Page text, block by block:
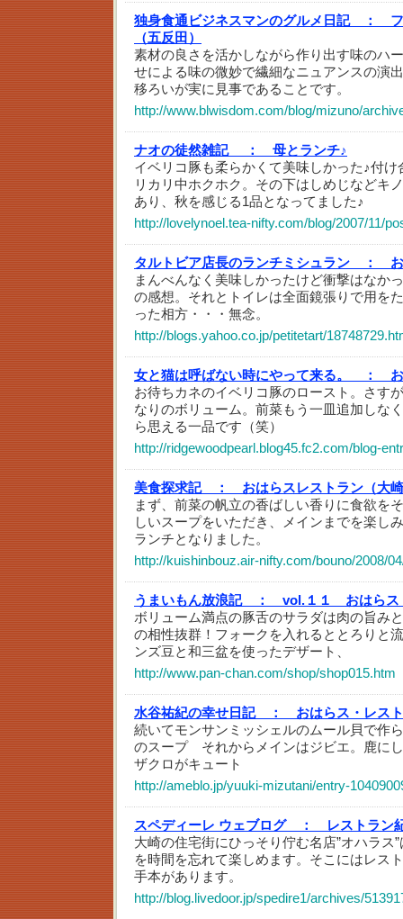
独身食通ビジネスマンのグルメ日記 ：
（五反田）
素材の良さを活かしながら作り出す味のハ
せによる味の微妙で繊細なニュアンスの演
移ろいが実に見事であることです。
http://www.blwisdom.com/blog/mizuno/
ナオの徒然雑記 ：
母とランチ♪
イベリコ豚も柔らかくて美味しかった♪付
リカリ中ホクホク。その下はしめじなどキ
あり、秋を感じる1品となってました♪
http://lovelynoel.tea-nifty.com/blog/2007/11/
タルトビア店長のランチミシュラン ：
まんべんなく美味しかったけど衝撃はなか
の感想。それとトイレは全面鏡張りで用を
った相方・・・無念。
http://blogs.yahoo.co.jp/petitetart/
女と猫は呼ばない時にやって来る。 ：
お待ちカネのイベリコ豚のロースト。さす
なりのボリューム。前菜もう一皿追加しな
ら思える一品です（笑）
http://ridgewoodpearl.blog45.fc2.com/blog-
美食探求記 ：
おはらスレストラン（大
まず、前菜の帆立の香ばしい香りに食欲を
しいスープをいただき、メインまでを楽し
ランチとなりました。
http://kuishinbouz.air-nifty.com/bouno/2008/
うまいもん放浪記 ：
vol.１１ おはら
ボリューム満点の豚舌のサラダは肉の旨み
の相性抜群！フォークを入れるととろりと
ンズ豆と和三盆を使ったデザート、
http://www.pan-chan.com/shop/shop015.htm
水谷祐紀の幸せ日記 ：
おはらス・レス
続いてモンサンミッシェルのムール貝で作
のスープ それからメインはジビエ。鹿に
ザクロがキュート
http://ameblo.jp/yuuki-mizutani/entry-
スペディーレ ウェブログ ：
レストラン
大崎の住宅街にひっそり佇む名店”オハラス
を時間を忘れて楽しめます。そこにはレス
手本があります。
http://blog.livedoor.jp/spedire1/archives/